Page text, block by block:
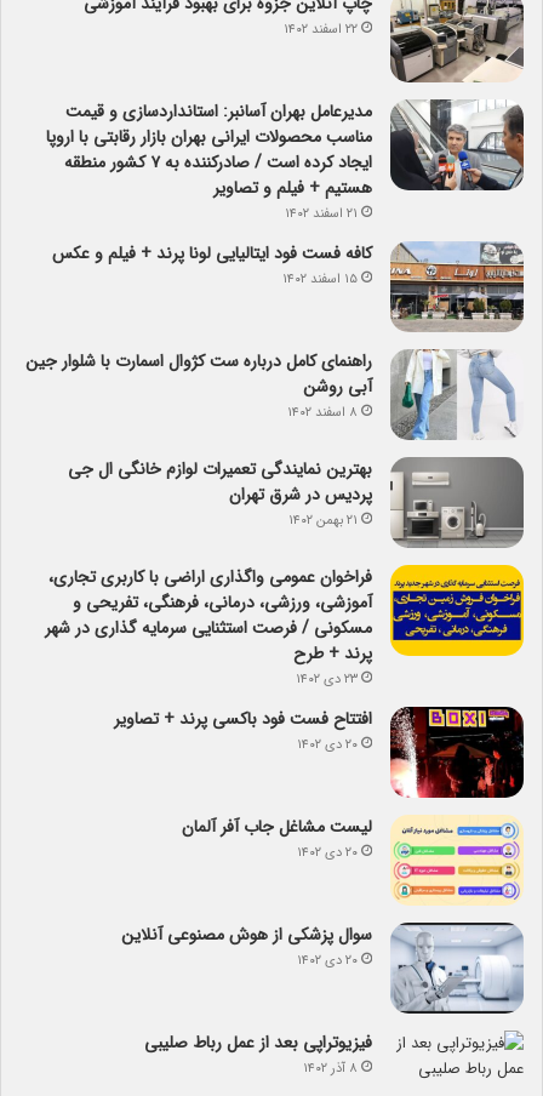
۲۲ اسفند ۱۴۰۲
مدیرعامل بهران آسانبر: استانداردسازی و قیمت
مناسب محصولات ایرانی بهران بازار رقابتی با اروپا
ایجاد کرده است / صادرکننده به ۷ کشور منطقه
هستیم + فیلم و تصاویر
۲۱ اسفند ۱۴۰۲
کافه فست فود ایتالیایی لونا پرند + فیلم و عکس
۱۵ اسفند ۱۴۰۲
راهنمای کامل درباره ست کژوال اسمارت با شلوار جین
آبی روشن
۸ اسفند ۱۴۰۲
بهترین نمایندگی تعمیرات لوازم خانگی ال جی
پردیس در شرق تهران
۲۱ بهمن ۱۴۰۲
فراخوان عمومی واگذاری اراضی با کاربری تجاری،
آموزشی، ورزشی، درمانی، فرهنگی، تفریحی و
مسکونی / فرصت استثنایی سرمایه گذاری در شهر
پرند + طرح
۲۳ دی ۱۴۰۲
افتتاح فست فود باکسی پرند + تصاویر
۲۰ دی ۱۴۰۲
لیست مشاغل جاب آفر آلمان
۲۰ دی ۱۴۰۲
سوال پزشکی از هوش مصنوعی آنلاین
۲۰ دی ۱۴۰۲
فیزیوتراپی بعد از عمل رباط صلیبی
۸ آذر ۱۴۰۲